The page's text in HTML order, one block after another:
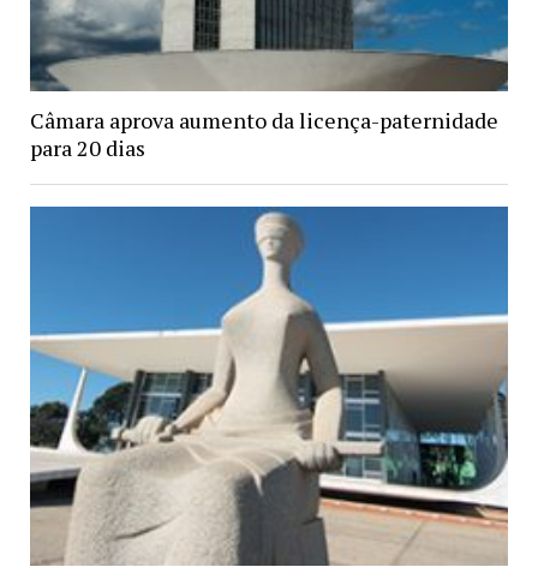
Câmara aprova aumento da licença-paternidade
para 20 dias